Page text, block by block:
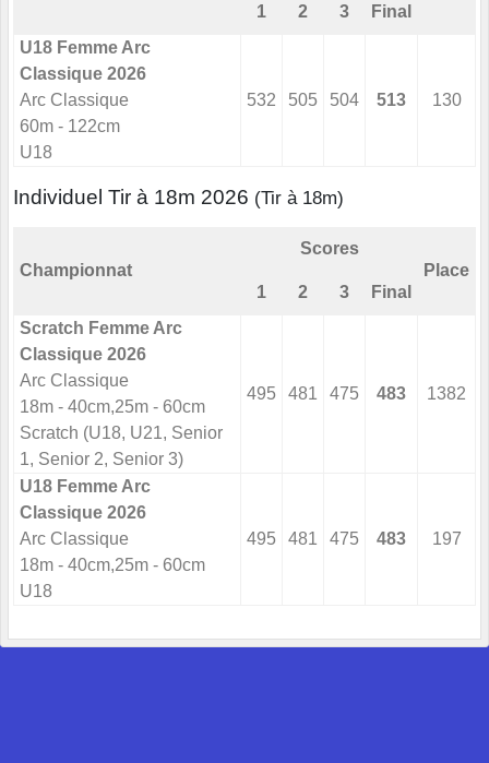
1
2 3
Final
U18 Femme Arc
Classique 2026
Arc Classique
60m - 122cm
U18
532 505 504 513 130
Individuel Tir à 18m 2026 (Tir à 18m)
Championnat
Scores
Place
1
2 3
Final
Scratch Femme Arc
Classique 2026
Arc Classique
18m - 40cm,25m - 60cm
Scratch (U18, U21, Senior
1, Senior 2, Senior 3)
495 481 475 483 1382
U18 Femme Arc
Classique 2026
Arc Classique
18m - 40cm,25m - 60cm
U18
495 481 475 483 197